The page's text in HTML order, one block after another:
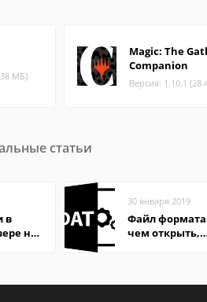
МБ)
Magic: The
Companion
Версия: 1.10.1
статьи
в
на
30 января 2019
Файл формата
чем открыть,